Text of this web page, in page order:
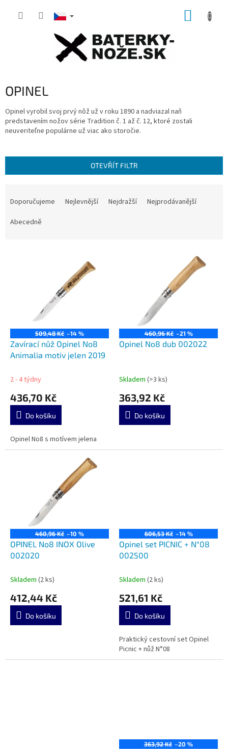
OPINEL
Opinel vyrobil svoj prvý nôž už v roku 1890 a nadviazal naň
predstavením nožov série Tradition č. 1 až č. 12, ktoré zostali
neuveriteľne populárne už viac ako storočie.
OTEVŘÍT FILTR
Doporučujeme Nejlevnější Nejdražší
Nejprodávanější
Abecedně
509,48 Kč –14 %
Zavírací nůž Opinel No8
Animalia motiv jelen 2019
2 - 4 týdny
436,70 Kč
Do košíku
Opinel No8 s motívem jelena
460,96 Kč –21 %
Opinel No8 dub 002022
Skladem (>3 ks)
363,92 Kč
Do košíku
460,96 Kč –10 %
OPINEL No8 INOX Olive
002020
Skladem (2 ks)
412,44 Kč
Do košíku
606,53 Kč –14 %
Opinel set PICNIC + N°08
002500
Skladem (2 ks)
521,61 Kč
Do košíku
Praktický cestovní set Opinel
Picnic + nůž N°08
363,92 Kč –20 %